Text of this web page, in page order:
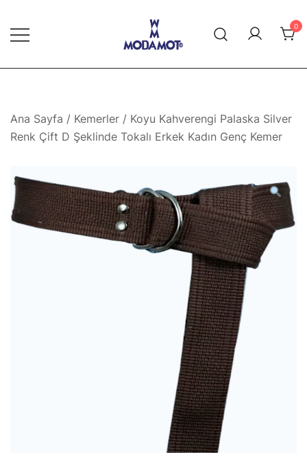
content
Modamot E-Ticaret
0
Ana Sayfa / Kemerler / Koyu Kahverengi Palaska Silver
Renk Çift D Şeklinde Tokalı Erkek Kadın Genç Kemer